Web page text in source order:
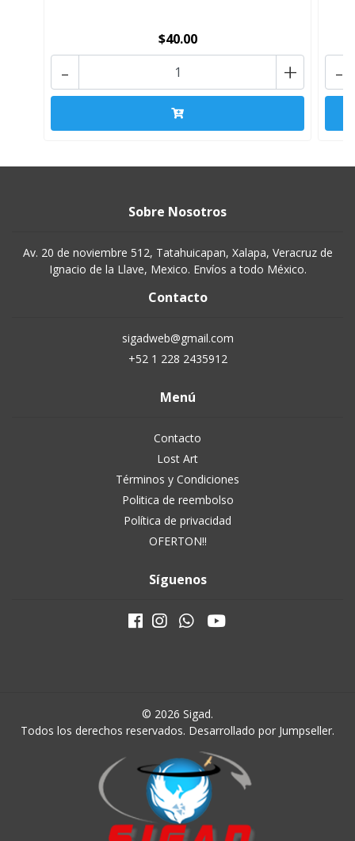
$40.00
+
- -
Sobre Nosotros
Av. 20 de noviembre 512, Tatahuicapan, Xalapa, Veracruz de
Ignacio de la Llave, Mexico. Envíos a todo México.
Contacto
sigadweb@gmail.com
+52 1 228 2435912
Menú
Contacto
Lost Art
Términos y Condiciones
Politica de reembolso
Política de privacidad
OFERTON!!
Síguenos
© 2026 Sigad.
Todos los derechos reservados. Desarrollado por Jumpseller.